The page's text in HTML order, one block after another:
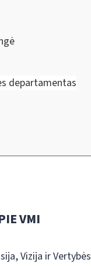
departamentas
VMI
Vizija ir Vertybės